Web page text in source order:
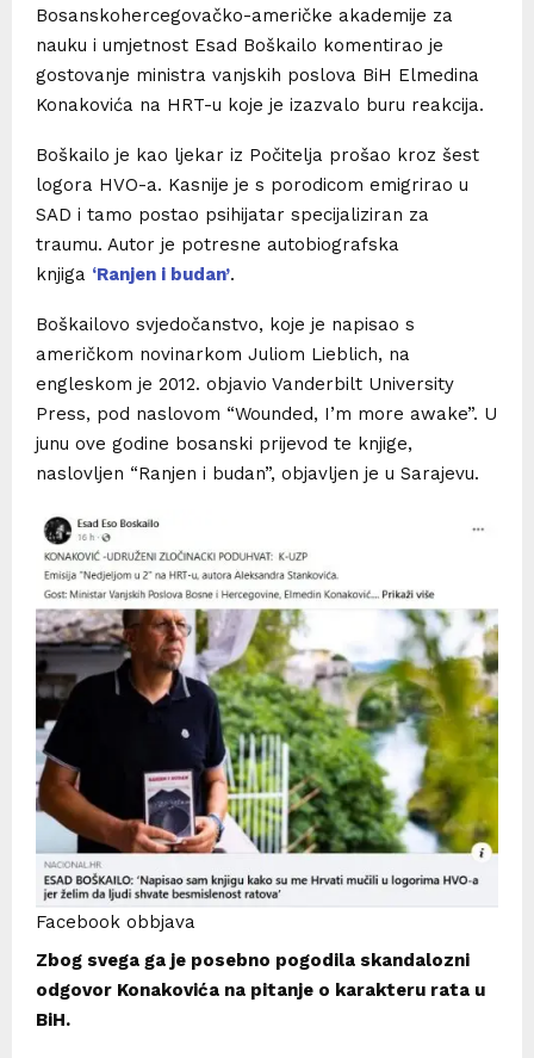
Bosanskohercegovačko-američke akademije za
nauku i umjetnost Esad Boškailo komentirao je
gostovanje ministra vanjskih poslova BiH Elmedina
Konakovića na HRT-u koje je izazvalo buru reakcija.
Boškailo je kao ljekar iz Počitelja prošao kroz šest
logora HVO-a. Kasnije je s porodicom emigrirao u
SAD i tamo postao psihijatar specijaliziran za
traumu. Autor je potresne autobiografska
knjiga ‘Ranjen i budan’.
Boškailovo svjedočanstvo, koje je napisao s
američkom novinarkom Juliom Lieblich, na
engleskom je 2012. objavio Vanderbilt University
Press, pod naslovom “Wounded, I’m more awake”. U
junu ove godine bosanski prijevod te knjige,
naslovljen “Ranjen i budan”, objavljen je u Sarajevu.
Facebook obbjava
Zbog svega ga je posebno pogodila skandalozni
odgovor Konakovića na pitanje o karakteru rata u
BiH.